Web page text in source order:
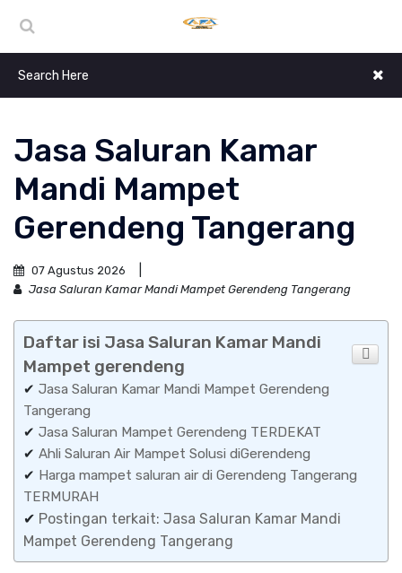
Jasa Saluran Kamar
Mandi Mampet
Gerendeng Tangerang
07 Agustus 2026
Jasa Saluran Kamar Mandi Mampet Gerendeng Tangerang
Daftar isi Jasa Saluran Kamar Mandi
Mampet gerendeng
✔ Jasa Saluran Kamar Mandi Mampet Gerendeng
Tangerang
✔ Jasa Saluran Mampet Gerendeng TERDEKAT
✔ Ahli Saluran Air Mampet Solusi diGerendeng
✔ Harga mampet saluran air di Gerendeng Tangerang
TERMURAH
✔ Postingan terkait: Jasa Saluran Kamar Mandi
Mampet Gerendeng Tangerang